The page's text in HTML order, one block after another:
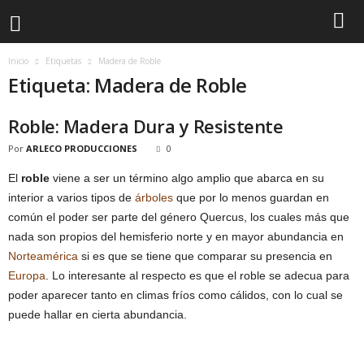
Inicio Etiquetas Madera de Roble
Etiqueta: Madera de Roble
Roble: Madera Dura y Resistente
Por ARLECO PRODUCCIONES 0
El roble viene a ser un término algo amplio que abarca en su
interior a varios tipos de árboles que por lo menos guardan en
común el poder ser parte del género Quercus, los cuales más que
nada son propios del hemisferio norte y en mayor abundancia en
Norteamérica si es que se tiene que comparar su presencia en
Europa . Lo interesante al respecto es que el roble se adecua para
poder aparecer tanto en climas fríos como cálidos, con lo cual se
puede hallar en cierta abundancia.